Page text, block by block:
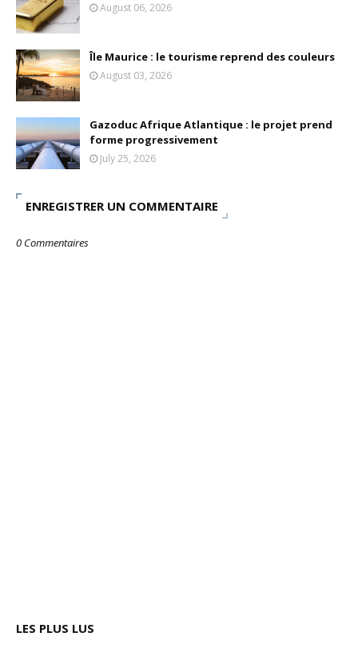
August 06, 2026
Île Maurice : le tourisme reprend des couleurs
August 03, 2026
Gazoduc Afrique Atlantique : le projet prend
forme progressivement
July 25, 2026
ENREGISTRER UN COMMENTAIRE
0 Commentaires
LES PLUS LUS